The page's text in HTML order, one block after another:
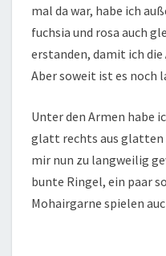
mal da war, habe ich
fuchsia und rosa auch
erstanden, damit ich
Aber soweit ist es noch
Unter den Armen habe
glatt rechts aus glatten
mir nun zu langweilig
bunte Ringel, ein paar
Mohairgarne spielen